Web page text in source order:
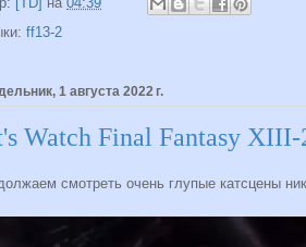
ff13-2
1 августа 2022 г.
Watch Final Fantasy
смотреть очень глупые катсцены